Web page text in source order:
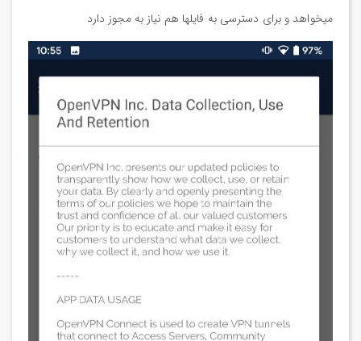
میخواهد و برای دسترسی به فایلها هم نیاز به مجوز دارد